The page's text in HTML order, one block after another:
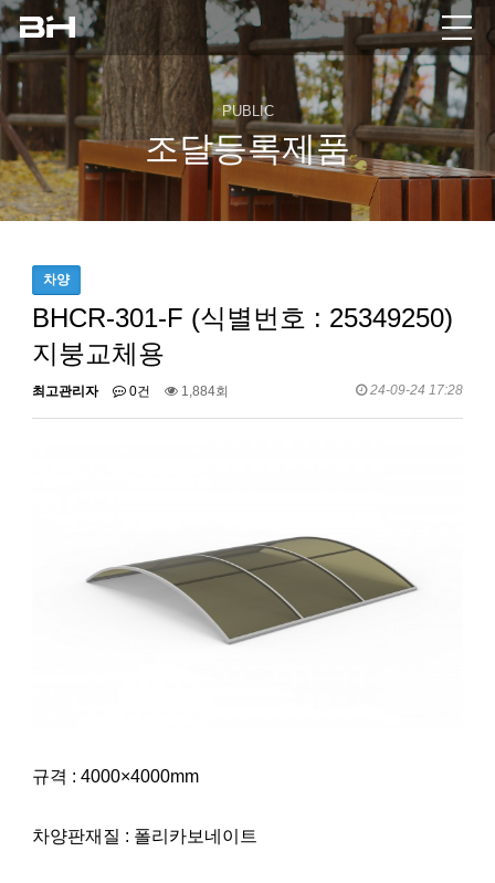
PUBLIC
조달등록제품
차양
BHCR-301-F (식별번호 : 25349250)
지붕교체용
최고관리자 0건 1,884회 24-09-24 17:28
규격 : 4000×4000mm
차양판재질 : 폴리카보네이트